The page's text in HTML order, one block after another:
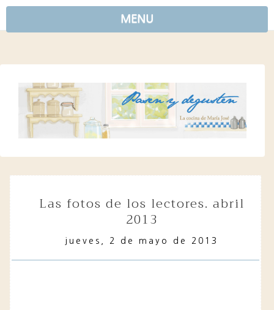
MENU
las fotos de los lectores. abril
2013
jueves, 2 de mayo de 2013